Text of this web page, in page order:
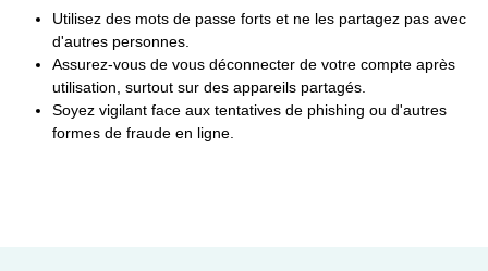
Utilisez des mots de passe forts et ne les partagez pas avec
d'autres personnes.
Assurez-vous de vous déconnecter de votre compte après
utilisation, surtout sur des appareils partagés.
Soyez vigilant face aux tentatives de phishing ou d'autres
formes de fraude en ligne.